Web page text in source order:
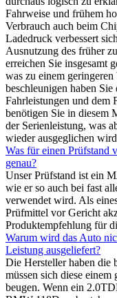
Fahrweise und frühem
Verbrauch auch beim
Ladedruck verbessert
Ausnutzung des früher
erreichen Sie insgesamt
was zu einem
beschleunigen haben
Fahrleistungen und dem
benötigen Sie in diesem
der Serienleistung, was
wieder ausgeglichen
Was für einen Prüfstand
genau?
Unser Prüfstand ist ein
wie er so auch bei fast
verwendet wird. Als
Prüfmittel vor Gericht
Produktempfehlung für
Warum wird das Auto
Leistung ausgeliefert?
Die Hersteller haben die
müssen sich diese
beugen. Wenn ein